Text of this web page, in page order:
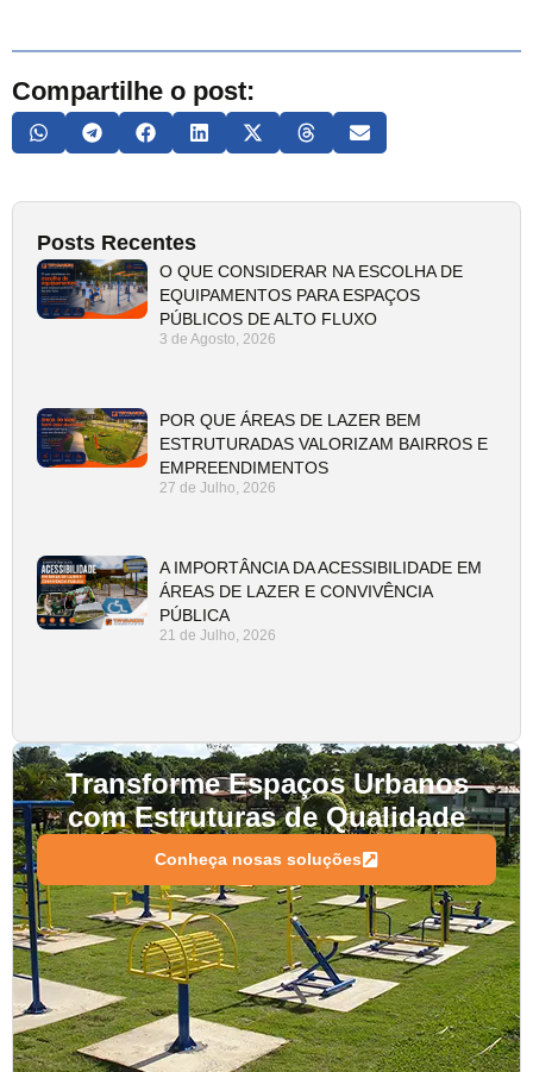
Compartilhe o post:
Posts Recentes
O QUE CONSIDERAR NA ESCOLHA DE
EQUIPAMENTOS PARA ESPAÇOS
PÚBLICOS DE ALTO FLUXO
3 de Agosto, 2026
POR QUE ÁREAS DE LAZER BEM
ESTRUTURADAS VALORIZAM BAIRROS E
EMPREENDIMENTOS
27 de Julho, 2026
A IMPORTÂNCIA DA ACESSIBILIDADE EM
ÁREAS DE LAZER E CONVIVÊNCIA
PÚBLICA
21 de Julho, 2026
Transforme Espaços Urbanos
com Estruturas de Qualidade
Conheça nosas soluções